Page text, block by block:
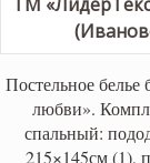
Постельное белье
любви».
спальный:
215×145см (1),